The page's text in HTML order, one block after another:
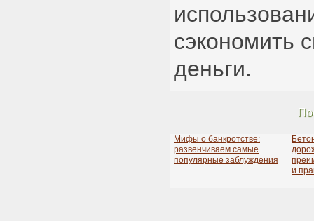
сэкономить
деньги.
Мифы о банкротстве:
развенчиваем самые
популярные заблуждения
и